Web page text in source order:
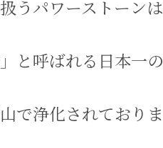
うパワーストーン
と呼ばれる日本一の
で浄化されておりま